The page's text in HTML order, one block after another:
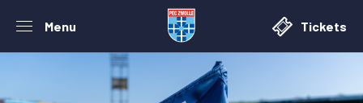
Menu Tickets